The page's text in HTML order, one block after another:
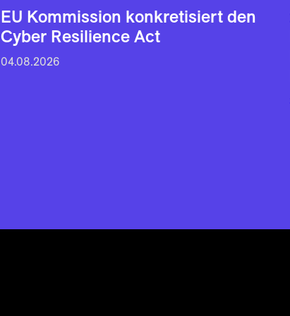
EU Kommission konkretisiert den
Cyber Resilience Act
04.08.2026